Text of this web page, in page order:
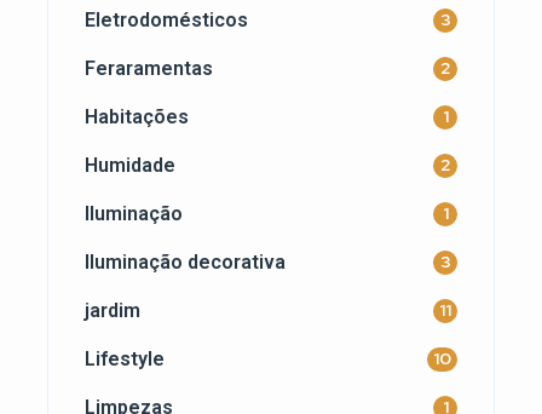
Eletrodomésticos 3
Feraramentas 2
Habitações 1
Humidade 2
Iluminação 1
Iluminação decorativa 3
jardim 11
Lifestyle 10
Limpezas 1